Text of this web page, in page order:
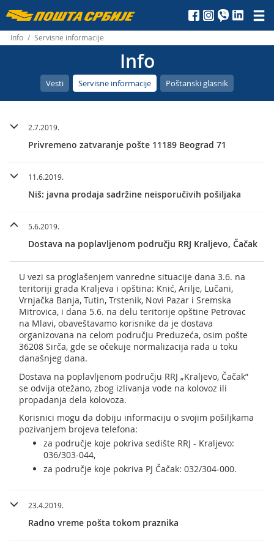
Пошта
Србије
д.о.о.
Info / Servisne informacije
Info
Vesti Servisne informacije Poštanski glasnik
2.7.2019.
Privremeno zatvaranje pošte 11189 Beograd 71
11.6.2019.
Niš: javna prodaja sadržine neisporučivih pošiljaka
5.6.2019.
Dostava na poplavljenom području RRJ Kraljevo, Čačak
U vezi sa proglašenjem vanredne situacije dana 3.6. na
teritoriji grada Kraljeva i opština: Knić, Arilje, Lučani,
Vrnjačka Banja, Tutin, Trstenik, Novi Pazar i Sremska
Mitrovica, i dana 5.6. na delu teritorije opštine Petrovac
na Mlavi, obaveštavamo korisnike da je dostava
organizovana na celom području Preduzeća, osim pošte
36208 Sirča, gde se očekuje normalizacija rada u toku
današnjeg dana.
Dostava na poplavljenom području RRJ „Kraljevo, Čačak”
se odvija otežano, zbog izlivanja vode na kolovoz ili
propadanja dela kolovoza.
Korisnici mogu da dobiju informaciju o svojim pošiljkama
pozivanjem brojeva telefona:
za područje koje pokriva sedište RRJ - Kraljevo:
036/303-044,
za područje koje pokriva PJ Čačak: 032/304-000.
23.4.2019.
Radno vreme pošta tokom praznika